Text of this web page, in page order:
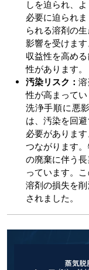
しを迫られ、
必要に迫られ
られる溶剤の
影響を受けま
収益性を高め
性があります。
汚染リスク：
性が高まって
洗浄手順に悪
は、汚染を回
必要がありま
つながります
の廃棄に伴う
っています。
溶剤の損失を
されました。